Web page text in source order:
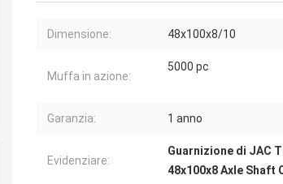
Dimensione: 48x100x8/10
Muffa in azione:
5000 pc
Garanzia: 1 anno
Evidenziare:
Guarnizione di JAC
48x100x8 Axle Shaft